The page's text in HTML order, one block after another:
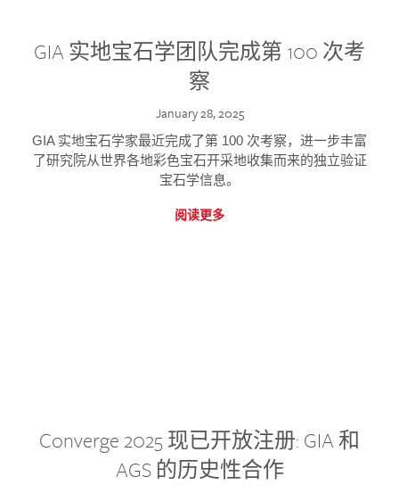
GIA 实地宝石学团队完成第 100 次考
察
January 28, 2025
GIA 实地宝石学家最近完成了第 100 次考察，进一步丰富
了研究院从世界各地彩色宝石开采地收集而来的独立验证
宝石学信息。
阅读更多
Converge 2025 现已开放注册: GIA 和
AGS 的历史性合作